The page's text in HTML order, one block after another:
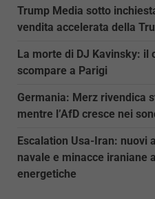
Trump Media sotto
vendita accelerata della
La morte di DJ Kavinsky: il
scompare a Parigi
Germania: Merz rivendica
mentre l’AfD cresce nei
Escalation Usa-Iran: nuovi
navale e minacce iraniane
energetiche